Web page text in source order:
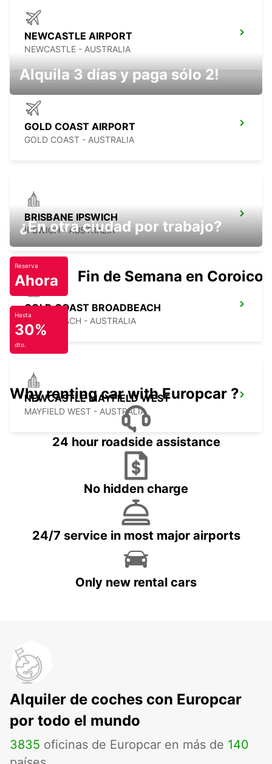
NEWCASTLE AIRPORT
NEWCASTLE - AUSTRALIA
GOLD COAST AIRPORT
GOLD COAST - AUSTRALIA
BRISBANE IPSWICH
IPSWICH - AUSTRALIA
GOLD COAST BROADBEACH
BROADBEACH - AUSTRALIA
NEWCASTLE MAYFIELD WEST
MAYFIELD WEST - AUSTRALIA
Alquila 3 días y paga sólo 2!
¿En otra ciudad por trabajo?
Reserva
Ahora Fin de Semana en Coroico.
Hasta
30%
dto.
Why renting car with Europcar ?
24 hour roadside assistance
No hidden charge
24/7 service in most major airports
Only new rental cars
Alquiler de coches con Europcar
por todo el mundo
3835 oficinas de Europcar en más de 140